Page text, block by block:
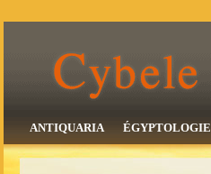
ANTIQUARIA ÉGYPTOLOGIE